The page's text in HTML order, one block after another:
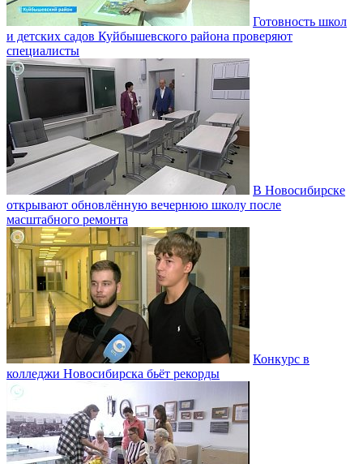
Готовность школ
и детских садов Куйбышевского района проверяют
специалисты
В Новосибирске
открывают обновлённую вечернюю школу после
масштабного ремонта
Конкурс в
колледжи Новосибирска бьёт рекорды